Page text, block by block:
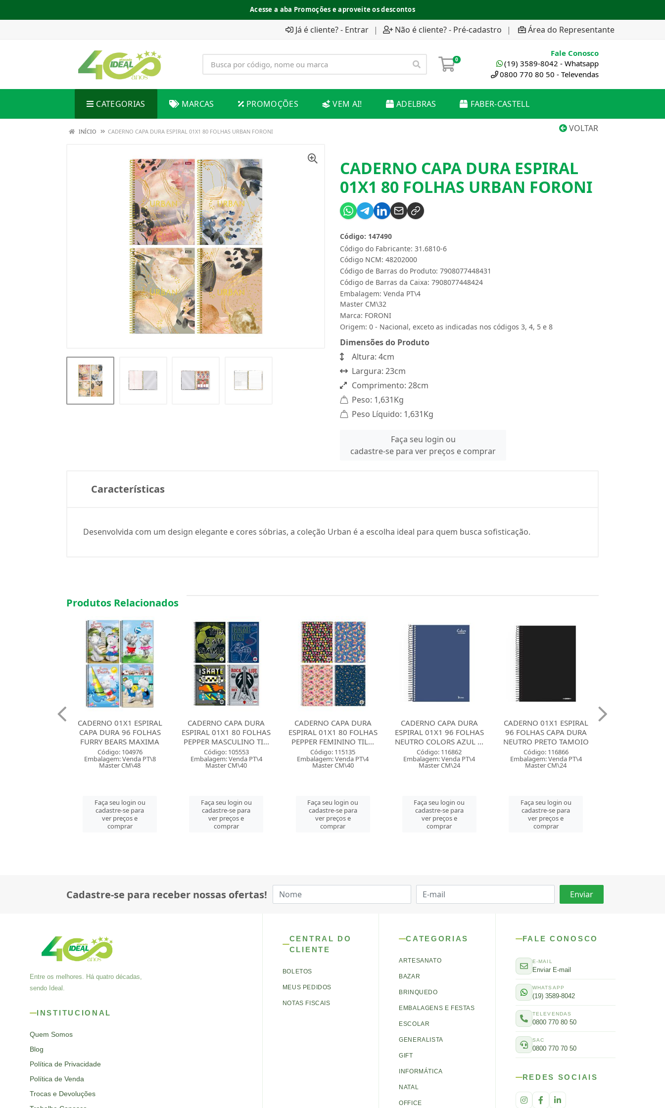
Acesse a aba Promoções e aproveite os descontos
Já é cliente? - Entrar | Não é cliente? - Pré-cadastro | Área do Representante
0
Fale Conosco
(19) 3589-8042 - Whatsapp
0800 770 80 50 - Televendas
CATEGORIAS MARCAS PROMOÇÕES VEM AI! ADELBRAS FABER-CASTELL
VOLTAR
INÍCIO CADERNO CAPA DURA ESPIRAL 01X1 80 FOLHAS URBAN FORONI
CADERNO CAPA DURA ESPIRAL
01X1 80 FOLHAS URBAN FORONI
Código do Fabricante: 31.6810-6
Código: 147490
Código NCM: 48202000
Código de Barras do Produto: 7908077448431
Código de Barras da Caixa: 7908077448424
Embalagem: Venda PT\4
Master CM\32
Marca: FORONI
Origem: 0 - Nacional, exceto as indicadas nos códigos 3, 4, 5 e 8
Dimensões do Produto
Altura: 4cm
Largura: 23cm
Comprimento: 28cm
Peso: 1,631Kg
Peso Líquido: 1,631Kg
Faça seu login ou
cadastre-se para ver preços e comprar
Características
Desenvolvida com um design elegante e cores sóbrias, a coleção Urban é a escolha ideal para quem busca sofisticação.
Produtos Relacionados
CADERNO CAPA DURA
ESPIRAL 01X1 80 FOLHAS
PEPPER MASCULINO TI...
Código: 105553
Embalagem: Venda PT\4
Master CM\40
Faça seu login ou
cadastre-se para
ver preços e
comprar
CADERNO CAPA DURA
ESPIRAL 01X1 80 FOLHAS
PEPPER FEMININO TIL...
Código: 115135
Embalagem: Venda PT\4
Master CM\40
Faça seu login ou
cadastre-se para
ver preços e
comprar
CADERNO CAPA DURA
ESPIRAL 01X1 96 FOLHAS
NEUTRO COLORS AZUL ...
Código: 116862
Embalagem: Venda PT\4
Master CM\24
Faça seu login ou
cadastre-se para
ver preços e
comprar
CADERNO 01X1 ESPIRAL
96 FOLHAS CAPA DURA
NEUTRO PRETO TAMOIO
Código: 116866
Embalagem: Venda PT\4
Master CM\24
Faça seu login ou
cadastre-se para
ver preços e
comprar
CADERNO 01X1 ESPIRAL
CAPA DURA 96 FOLHAS
UNICORNS MAXIMA
Código: 118455
Embalagem: Venda PT\8
Master CM\48
Faça seu login ou
cadastre-se para
ver preços e
comprar
Cadastre-se para receber nossas ofertas!
Entre os melhores. Há quatro décadas,
sendo Ideal.
INSTITUCIONAL
Quem Somos
Blog
Política de Privacidade
Política de Venda
Trocas e Devoluções
CENTRAL DO
CLIENTE
BOLETOS
MEUS PEDIDOS
NOTAS FISCAIS
CATEGORIAS
ARTESANATO
BAZAR
BRINQUEDO
EMBALAGENS E FESTAS
ESCOLAR
GENERALISTA
GIFT
INFORMÁTICA
NATAL
OFFICE
FALE CONOSCO
E-MAIL
Enviar E-mail
WHATSAPP
(19) 3589-8042
TELEVENDAS
0800 770 80 50
SAC
0800 770 70 50
REDES SOCIAIS